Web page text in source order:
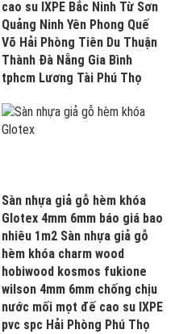
cao su IXPE Bắc Ninh Từ Sơn
Quảng Ninh Yên Phong Quế
Võ Hải Phòng Tiên Du Thuận
Thành Đà Nẵng Gia Bình
tphcm Lương Tài Phú Thọ
Sàn nhựa giả gỗ hèm khóa
Glotex 4mm 6mm báo giá bao
nhiêu 1m2 Sàn nhựa giả gỗ
hèm khóa charm wood
hobiwood kosmos fukione
wilson 4mm 6mm chống chịu
nước mối mọt đế cao su IXPE
pvc spc Hải Phòng Phú Thọ